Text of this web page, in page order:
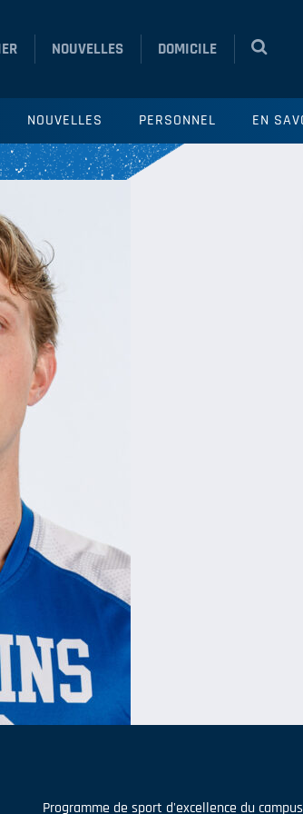
NOUVELLES DOMICILE
NOUVELLES PERSONNEL EN
Programme de sport d'excellence du